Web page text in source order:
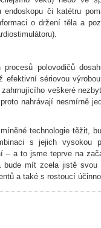
endoskopu či katétru
o držení těla a
polovodičů
efektivní sériovou
veškeré
nahrávají nesmírně
technologie těžit,
s jejich vysokou
– a to jsme teprve na
mít zcela jistě svou
a také s rostoucí